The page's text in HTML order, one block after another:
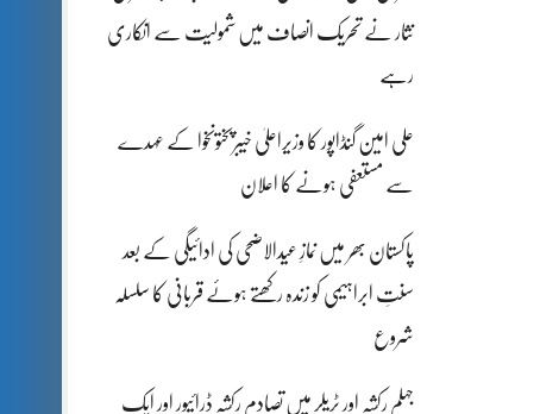
نثار نے تحریک انصاف میں شمولیت سے انکاری
رہے
علی امین گنڈاپور کا وزیراعلیٰ خیبرپختونخوا کے عہدے
سے مستعفی ہونے کا اعلان
پاکستان بھر میں نمازِ عیدالاضحی کی ادائیگی کے بعد
سنتِ ابراہیمی کو زندہ رکھتے ہوئے قربانی کا سلسلہ
شروع
جہلم رکشہ اور ٹریلر میں تصادم رکشہ ڈرائیور اور ایک